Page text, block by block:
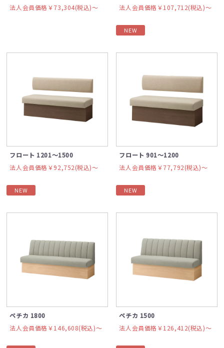
法人会員価格￥73,304(税込)〜
法人会員価格￥107,712(税込)〜
NEW
フロート 1201～1500
法人会員価格￥92,752(税込)〜
NEW
フロート 901～1200
法人会員価格￥77,792(税込)〜
NEW
ベチカ 1800
法人会員価格￥146,608(税込)〜
ベチカ 1500
法人会員価格￥126,412(税込)〜